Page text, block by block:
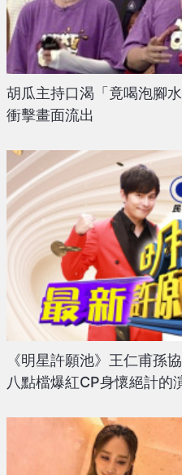
胡瓜主持口渴「竟喝泡腳
衝擊畫面流出
《明星許願池》王仁甫孫
八點檔爆紅CP身懷絕計的